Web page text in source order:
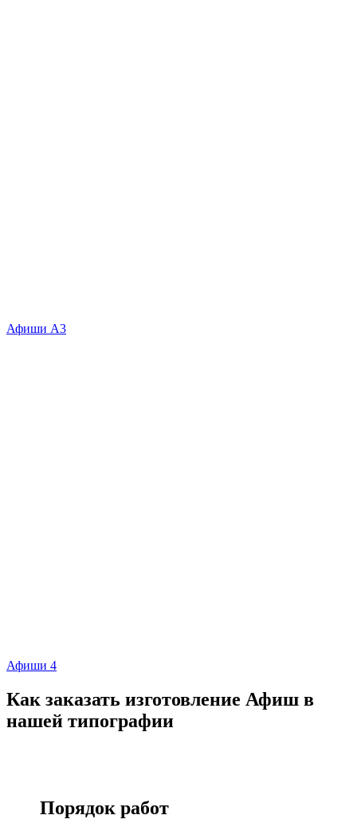
Афиши А3
Афиши 4
Как заказать изготовление Афиш в
нашей типографии
Порядок работ